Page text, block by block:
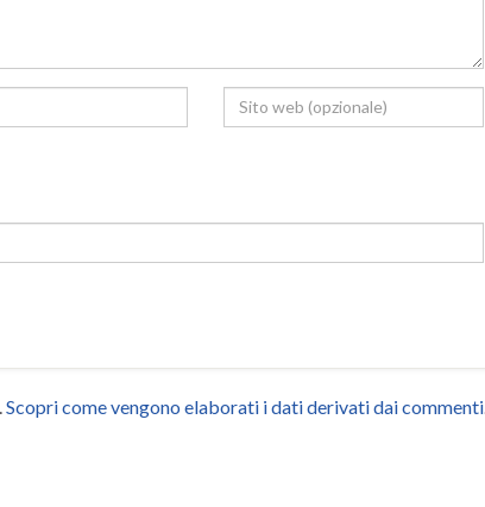
Scopri come vengono elaborati i dati derivati dai commenti